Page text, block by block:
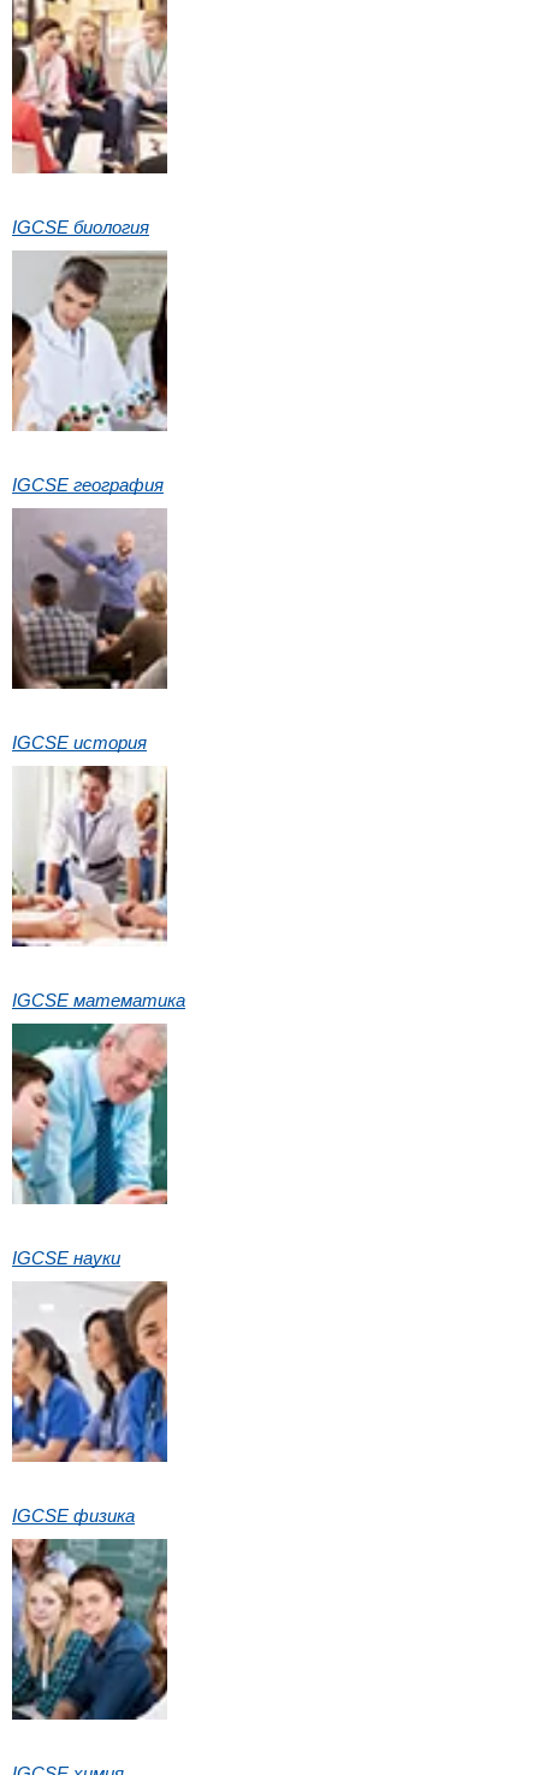
IGCSE биология
IGCSE география
IGCSE история
IGCSE математика
IGCSE науки
IGCSE физика